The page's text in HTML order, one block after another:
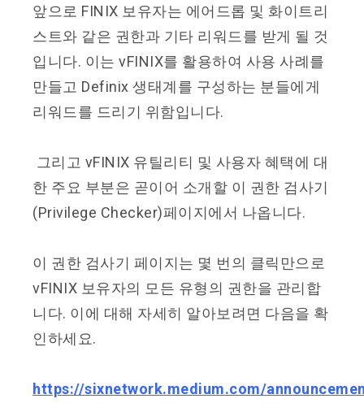
앞으로 FINIX 보유자는 에어드롭 및 화이트리
스트와 같은 권한과 기타 리워드를 받게 될 것
입니다. 이는 vFINIX를 활용하여 사용 사례를
만들고 Definix 생태계를 구성하는 분들에게
리워드를 드리기 위함입니다.
그리고 vFINIX 유틸리티 및 사용자 혜택에 대
한 주요 부분은 곧이어 소개할 이 권한 검사기
(Privilege Checker)페이지에서 나옵니다.
이 권한 검사기 페이지는 몇 번의 클릭만으로
vFINIX 보유자의 모든 유형의 권한을 관리합
니다. 이에 대해 자세히 알아보려면 다음을 확
인하세요.
https://sixnetwork.medium.com/